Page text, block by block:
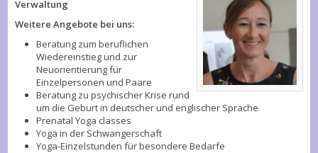
Verwaltung
Weitere Angebote bei uns:
Beratung zum beruflichen
Wiedereinstieg und zur
Neuorientierung für
Einzelpersonen und Paare
Beratung zu psychischer Krise rund
um die Geburt in deutscher und englischer Sprache
Prenatal Yoga classes
Yoga in der Schwangerschaft
Yoga-Einzelstunden für besondere Bedarfe